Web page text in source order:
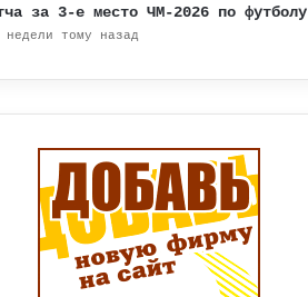
за 3-е место ЧМ-2026 по футболу
недели тому назад